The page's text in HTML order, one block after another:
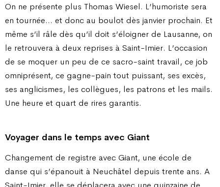
On ne présente plus Thomas Wiesel. L’humoriste sera
en tournée… et donc au boulot dès janvier prochain. Et
même s’il râle dès qu’il doit s’éloigner de Lausanne, on
le retrouvera à deux reprises à Saint-Imier. L’occasion
de se moquer un peu de ce sacro-saint travail, ce job
omniprésent, ce gagne-pain tout puissant, ses excès,
ses anglicismes, les collègues, les patrons et les mails.
Une heure et quart de rires garantis.
Voyager dans le temps avec Giant
Changement de registre avec Giant, une école de
danse qui s’épanouit à Neuchâtel depuis trente ans. A